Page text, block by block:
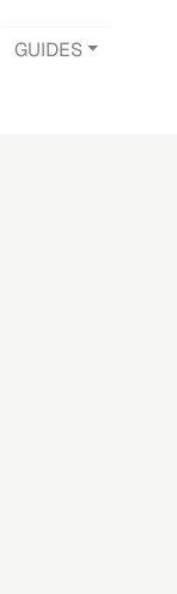
GUIDES